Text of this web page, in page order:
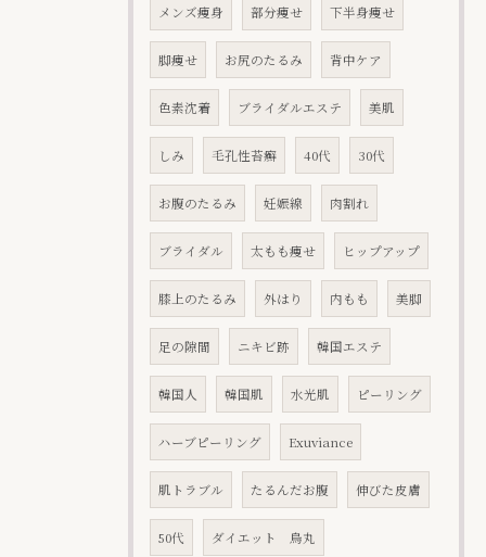
メンズ痩身 部分痩せ 下半身痩せ
脚痩せ お尻のたるみ 背中ケア
色素沈着 ブライダルエステ 美肌
しみ 毛孔性苔癬 40代 30代
お腹のたるみ 妊娠線 肉割れ
ブライダル 太もも痩せ ヒップアップ
膝上のたるみ 外はり 内もも 美脚
足の隙間 ニキビ跡 韓国エステ
韓国人 韓国肌 水光肌 ピーリング
ハーブピーリング Exuviance
肌トラブル たるんだお腹 伸びた皮膚
50代 ダイエット 烏丸